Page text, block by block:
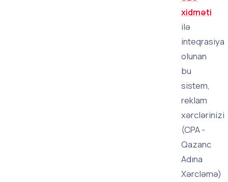
xidməti
ilə
inteqrasiya
olunan
bu
sistem,
reklam
xərclərinizi
(CPA -
Qazanc
Adına
Xərcləmə)